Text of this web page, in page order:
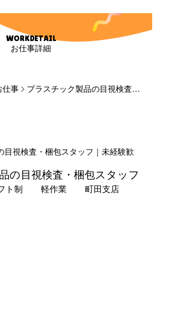
WORKDETAIL
お仕事詳細
仕事 プラスチック製品の目視検査・梱包スタッフ｜未経験歓迎
目視検査・梱包スタッフ｜未経験歓
の目視検査・梱包スタッフ
ト制 軽作業
町田支店